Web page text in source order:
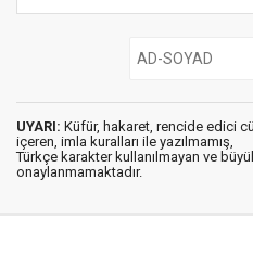
UYARI: Küfür, hakaret, rencide edici
içeren, imla kuralları ile yazılmamış,
Türkçe karakter kullanılmayan ve
onaylanmamaktadır.